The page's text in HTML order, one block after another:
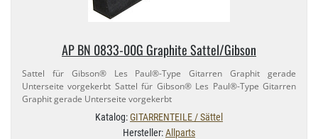
AP BN 0833-​00G Graphite Sattel/​Gibson
Sattel für Gibson® Les Paul®-​Type Gitarren Graphit gerade
Unterseite vorgekerbt Sattel für Gibson® Les Paul®-​Type Gitarren
Graphit gerade Unterseite vorgekerbt
Katalog:GITARRENTEILE / Sättel
Hersteller:Allparts